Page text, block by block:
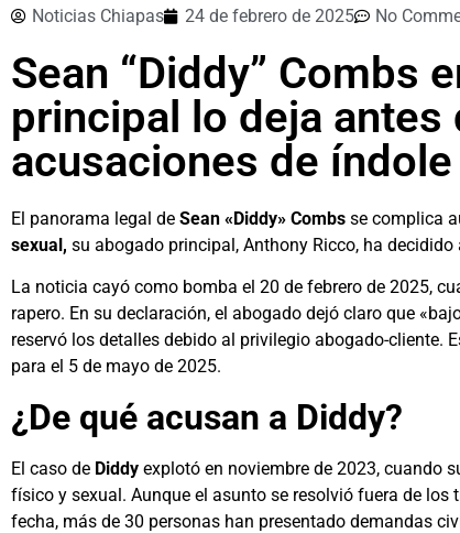
Noticias Chiapas 24 de febrero de 2025 No
Sean “Diddy” Combs
principal lo deja
acusaciones de índole
El panorama legal de Sean «Diddy» Combs se complica
sexual, su abogado principal, Anthony Ricco, ha decidido
La noticia cayó como bomba el 20 de febrero de 2025,
rapero. En su declaración, el abogado dejó claro que
reservó los detalles debido al privilegio abogado-cliente.
para el 5 de mayo de 2025.
¿De qué acusan a Diddy?
El caso de Diddy explotó en noviembre de 2023, cuando
físico y sexual. Aunque el asunto se resolvió fuera de
fecha, más de 30 personas han presentado demandas